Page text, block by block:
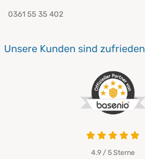
0361 55 35 402
Unsere Kunden sind zufrieden
4.9 / 5Sterne